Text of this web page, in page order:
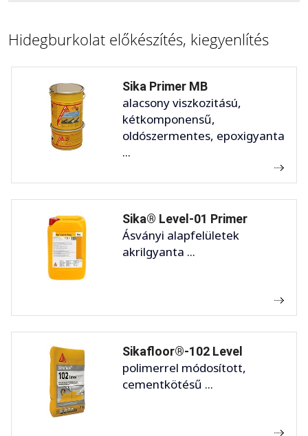
Hidegburkolat előkészítés, kiegyenlítés
Sika Primer MB
alacsony viszkozitású,
kétkomponensű,
oldószermentes, epoxigyanta
...
Sika® Level-01 Primer
Ásványi alapfelületek
akrilgyanta ...
Sikafloor®-102 Level
polimerrel módosított,
cementkötésű ...